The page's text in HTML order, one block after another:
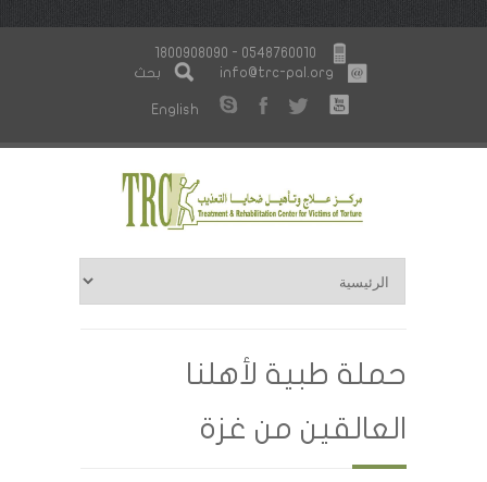
1800908090 - 0548760010
info@trc-pal.org
بحث
English
حملة طبية لأهلنا
العالقين من غزة